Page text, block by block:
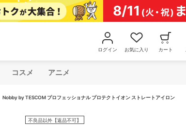
ログイン お気に入り カート
コスメ アニメ
Nobby by TESCOM プロフェッショナル プロテクトイオン ストレートアイロン
不良品以外【返品不可】